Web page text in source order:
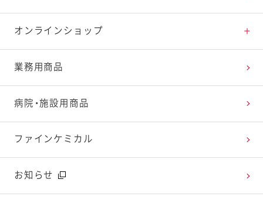
特集レシピ
レシピランキング
レシピ動画
今日のレシピギャラリー
販売終了商品一覧
マヨテラス（見学施設）
オープンキッチン（工場見学）
深谷テラス ヤサイな仲間たちファーム
おたのしみコンテンツ
広告ギャラリー
お客様相談室トップ
よくお寄せいただくご質問
お客様の声を活かしました
オンラインショップ
Qummy
キユーピーウエルネス
業務用商品
病院・施設用商品
ファインケミカル
お知らせ